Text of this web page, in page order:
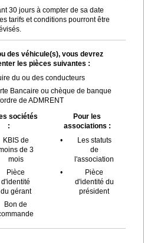
30 jours à compter de sa date
tarifs et conditions pourront être
des véhicule(s), vous devrez
les pièces suivantes :
du ou des conducteurs
Bancaire ou chèque de banque
de ADMRENT
sociétés
:
KBIS de
de 3
mois
Pièce
d'identité
du gérant
Bon de
Pour les
associations :
•
Les statuts
de
l'association
•
Pièce
d'identité du
président